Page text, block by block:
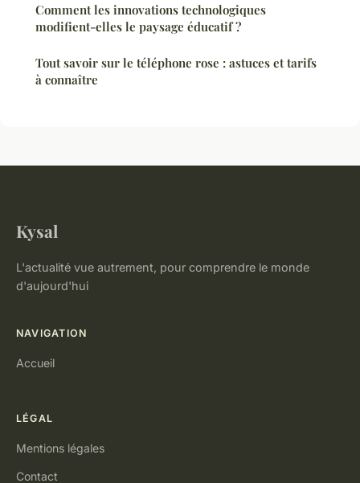
Comment les innovations technologiques
modifient-elles le paysage éducatif ?
Tout savoir sur le téléphone rose : astuces et tarifs
à connaître
Kysal
L'actualité vue autrement, pour comprendre le monde
d'aujourd'hui
NAVIGATION
Accueil
LÉGAL
Mentions légales
Contact